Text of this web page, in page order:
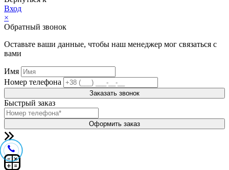
Вход
×
Обратный звонок
Оставьте ваши данные, чтобы наш менеджер мог связаться с
вами
Имя
Номер телефона
Заказать звонок
Быстрый заказ
Оформить заказ